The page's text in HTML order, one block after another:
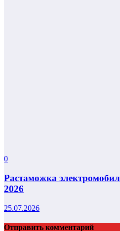
0
Растаможка
2026
25.07.2026
Отправить комментарий